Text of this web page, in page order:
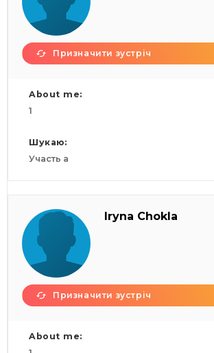
Призначити зустріч
About me:
1
Шукаю:
Участь а
Iryna Chokla
Призначити зустріч
About me: